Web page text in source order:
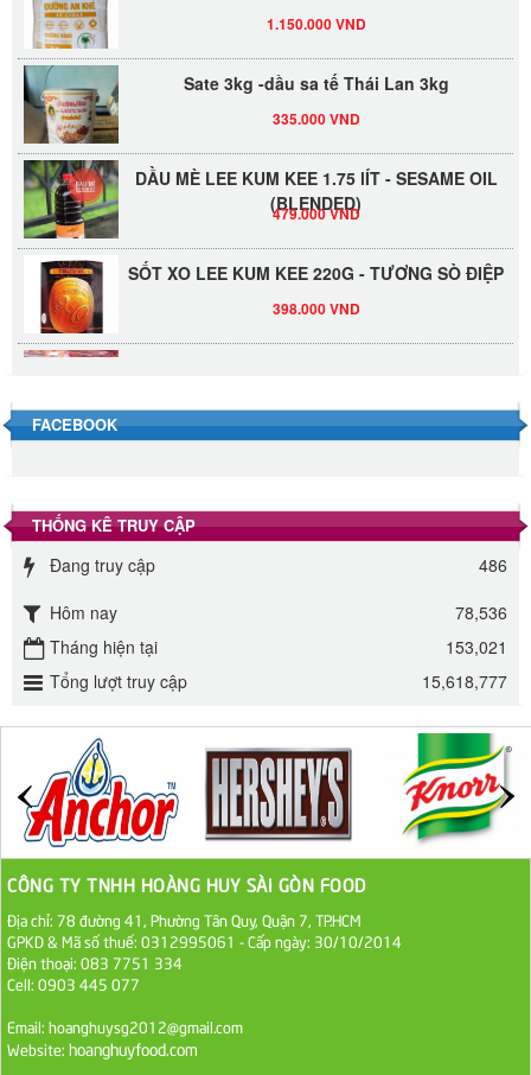
Sate 3kg -dầu sa tế Thái Lan 3kg
DẦU MÈ LEE KUM KEE 1.75 lÍT - SESAME OIL
(BLENDED)
479.000 VND
SỐT XO LEE KUM KEE 220G - TƯƠNG SÒ ĐIỆP
Đường Thốt Nốt 1kg
Đường phèn hạt Long An 500g
Đường phèn Long An bao 10kg
Đường mía thiên nhiên Biên Hòa gói 1kg
ĐƯỜNG SẠCH CÔ BA BIÊN HÒA 1KG
27.000 VND
Đường cát trắng An Khê bao 50kg
1.100.000 VND
Sa Tế Tôm Cholimex PET Hũ 450g
36.000 VND
Ớt Sa Tế Cholimex Hũ Thuỷ Tinh 150g
FACEBOOK
THỐNG KÊ TRUY CẬP
Đang truy cập
486
Hôm nay
78,536
Tháng hiện tại
153,021
Tổng lượt truy cập
15,618,777
CÔNG TY TNHH HOÀNG HUY SÀI GÒN FOOD
Địa chỉ: 78 đường 41, Phường Tân Quy, Quận 7, TP.HCM
GPKD & Mã số thuế: 0312995061 - Cấp ngày: 30/10/2014
Điện thoại: 083 7751 334
Cell: 0903 445 077
Email: hoanghuysg2012@gmail.com
Website: hoanghuyfood.com